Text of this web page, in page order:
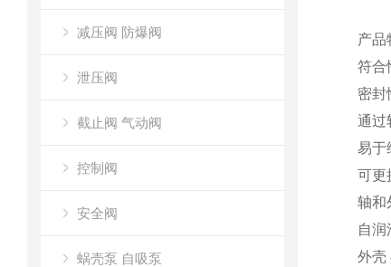
减压阀 防爆阀
泄压阀
截止阀 气动阀
控制阀
安全阀
蜗壳泵 自吸泵
产品
符合
密封
通过
易于
可更
轴和
自润
外壳